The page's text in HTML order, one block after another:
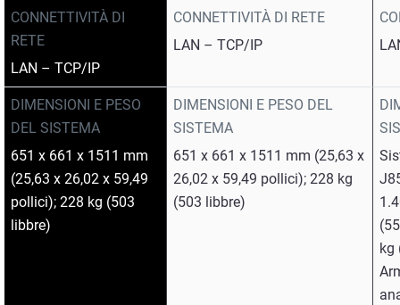
CONNETTIVITÀ DI
RETE
LAN – TCP/IP
DIMENSIONI E PESO
DEL SISTEMA
651 x 661 x 1511 mm
(25,63 x 26,02 x 59,49
pollici); 228 kg (503
libbre)
CONNETTIVITÀ DI RETE
LAN – TCP/IP
DIMENSIONI E PESO DEL
SISTEMA
651 x 661 x 1511 mm (25,63 x
26,02 x 59,49 pollici); 228 kg
(503 libbre)
kg